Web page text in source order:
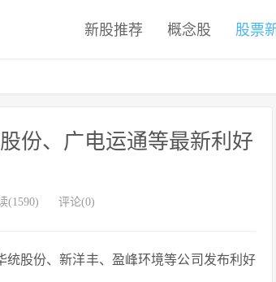
新股推荐 概念股 股票
份、广电运通等最新利好
(1590) 评论(0)
股份、新洋丰、盈峰环境等公司发布利好